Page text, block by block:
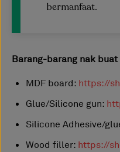
bermanfaat.
Barang-barang nak
MDF board: https://
Glue/Silicone gun:
Silicone Adhesive/
Wood filler: https://